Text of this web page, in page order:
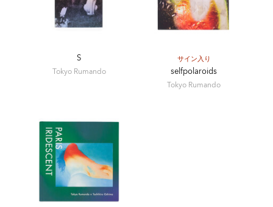
2012 「No Found Photo Fair」（パリ）
2012 「TOKYO PHOTO」
S
Tokyo Rumando
サイン入り
selfpolaroids
Tokyo Rumando